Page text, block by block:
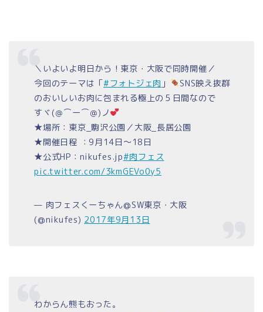
＼いよいよ明日から！東京・大阪で同時開催／
今回のテーマは「#フォトジェ肉 」
SNS映え抜群
のおいしいお肉に包まれる極上の５日間なので
すヾ(＠⌒ー⌒＠)ノ
★場所：東京_駒沢公園／大阪_長居公園
★開催日程 ：9月14日〜18日
★公式HP：nikufes.jp#肉フェス
pic.twitter.com/3kmGEVo0y5
— 肉フェスくーちゃん@SW東京・大阪
(@nikufes) 2017年9月13日
わからん熊もおった。